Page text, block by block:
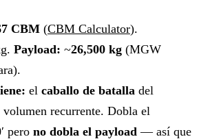
CBM (CBM Calculator).
Payload: ~26,500 kg (MGW
el caballo de batalla del
recurrente. Dobla el
pero no dobla el payload — así que